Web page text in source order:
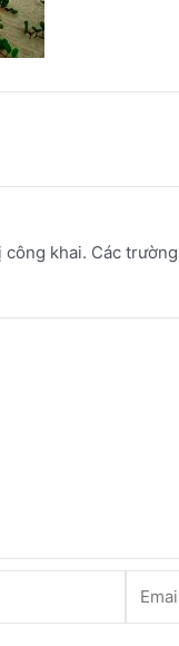
công khai. Các